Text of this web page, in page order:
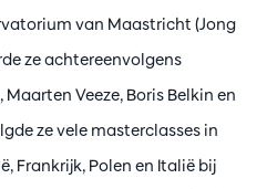
van Maastricht (Jong
ze achtereenvolgens
Veeze, Boris Belkin en
ze vele masterclasses in
Frankrijk, Polen en Italië bij